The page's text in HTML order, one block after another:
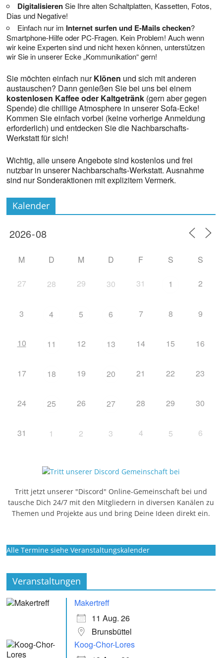
DigitalisierenSie Ihre alten Schaltplatten, Kassetten, Fotos,
Dias und Negative!
Einfach nur im Internet surfen und E-Mails checken?
Smartphone-Hilfe oder PC-Fragen. Kein Problem! Auch wenn
wir keine Experten sind und nicht hexen können, unterstützen
wir Sie in unserer Ecke „Kommunikation“ gern!
Sie möchten einfach nurKlönen und sich mit anderen
austauschen? Dann genießen Sie bei uns bei einem
kostenlosen Kaffee oder Kaltgetränk (gern aber gegen
Spende) die chillige Atmosphere in unserer Sofa-Ecke!
Kommen Sie einfach vorbei (keine vorherige Anmeldung
erforderlich) und entdecken Sie die Nachbarschafts-
Werkstatt für sich!
Wichtig, alle unsere Angebote sind kostenlos und frei
nutzbar in unserer Nachbarschafts-Werkstatt. Ausnahme
sind nur Sonderaktionen mit explizitem Vermerk.
Kalender
M D M D F S S
27 28 29 30 31 1 2
3 4 5 6 7 8 9
10 11 12 13 14 15 16
17 18 19 20 21 22 23
24 25 26 27 28 29 30
31 1 2 3 4 5 6
Tritt jetzt unserer "Discord" Online-Gemeinschaft bei und
tausche Dich 24/7 mit den Mitgliedern in diversen Kanälen zu
Themen und Projekte aus und bring Deine Ideen direkt ein.
Alle Termine siehe Veranstaltungskalender
Veranstaltungen
Makertreff
11 Aug. 26
Brunsbüttel
Koog-Chor-Lores